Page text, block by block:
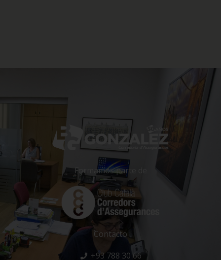
Formamos parte de
Contacto
+93 788 30 66